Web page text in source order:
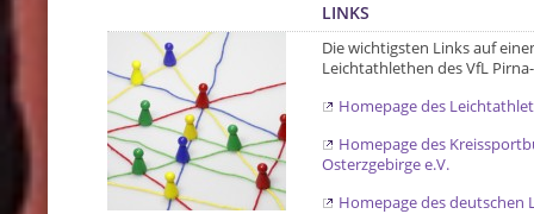
LINKS
Die wichtigsten Links auf
Leichtathlethen des VfL
Homepage des
Homepage des
Osterzgebirge e.V.
Homepage des deutschen